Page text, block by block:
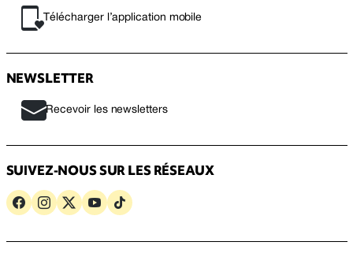
Télécharger l’application mobile
NEWSLETTER
Recevoir les newsletters
SUIVEZ-NOUS SUR LES RÉSEAUX